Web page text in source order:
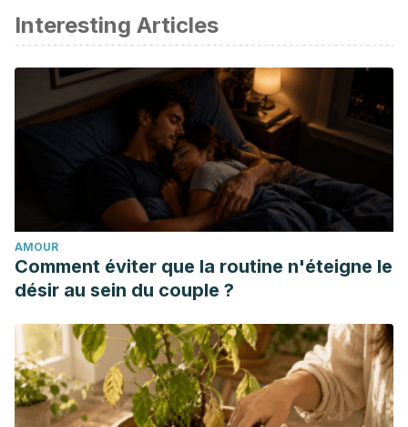
Interesting Articles
AMOUR
Comment éviter que la routine n'éteigne le
désir au sein du couple ?